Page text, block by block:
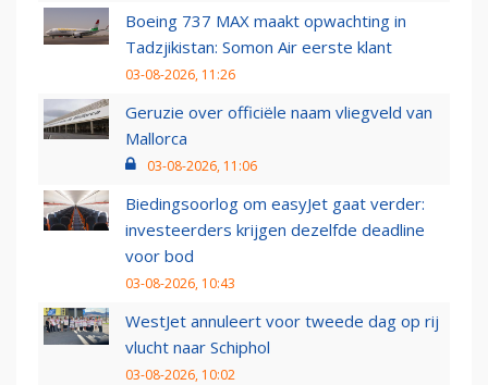
Boeing 737 MAX maakt opwachting in
Tadzjikistan: Somon Air eerste klant
03-08-2026, 11:26
Geruzie over officiële naam vliegveld van
Mallorca
03-08-2026, 11:06
Biedingsoorlog om easyJet gaat verder:
investeerders krijgen dezelfde deadline
voor bod
03-08-2026, 10:43
WestJet annuleert voor tweede dag op rij
vlucht naar Schiphol
03-08-2026, 10:02